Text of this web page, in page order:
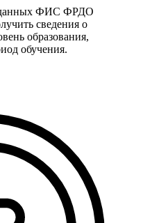
данных ФИС ФРДО
сведения о
образования,
обучения.